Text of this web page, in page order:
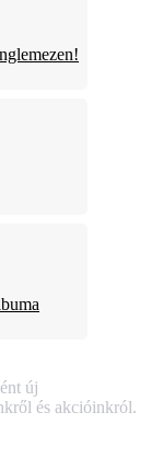
új
és akcióinkról.